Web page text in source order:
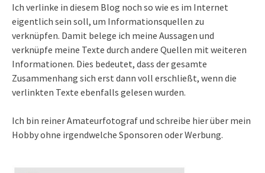
Ich verlinke in diesem Blog noch so wie es im Internet
eigentlich sein soll, um Informationsquellen zu
verknüpfen. Damit belege ich meine Aussagen und
verknüpfe meine Texte durch andere Quellen mit weiteren
Informationen. Dies bedeutet, dass der gesamte
Zusammenhang sich erst dann voll erschließt, wenn die
verlinkten Texte ebenfalls gelesen wurden.
Ich bin reiner Amateurfotograf und schreibe hier über mein
Hobby ohne irgendwelche Sponsoren oder Werbung.